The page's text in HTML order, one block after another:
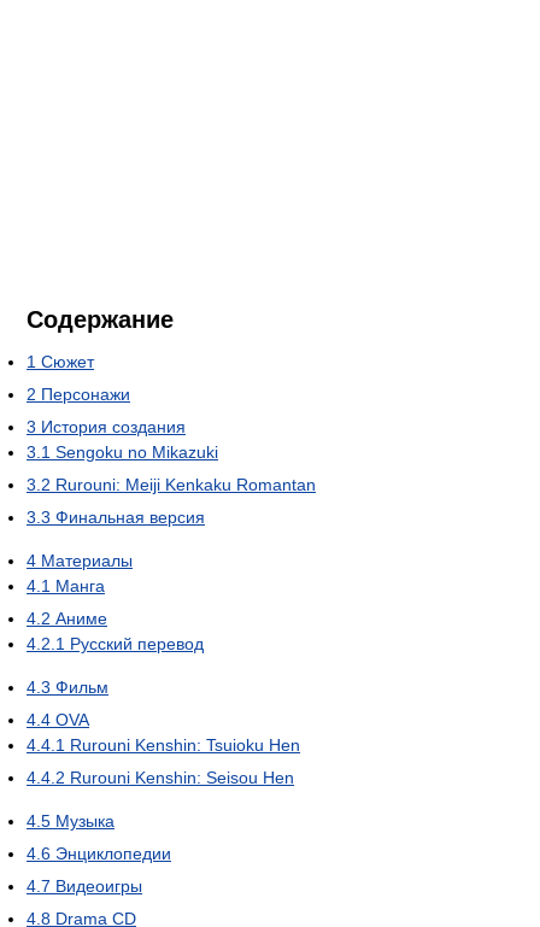
Содержание
1 Сюжет
2 Персонажи
3 История создания
3.1 Sengoku no Mikazuki
3.2 Rurouni: Meiji Kenkaku Romantan
3.3 Финальная версия
4 Материалы
4.1 Манга
4.2 Аниме
4.2.1 Русский перевод
4.3 Фильм
4.4 OVA
4.4.1 Rurouni Kenshin: Tsuioku Hen
4.4.2 Rurouni Kenshin: Seisou Hen
4.5 Музыка
4.6 Энциклопедии
4.7 Видеоигры
4.8 Drama CD